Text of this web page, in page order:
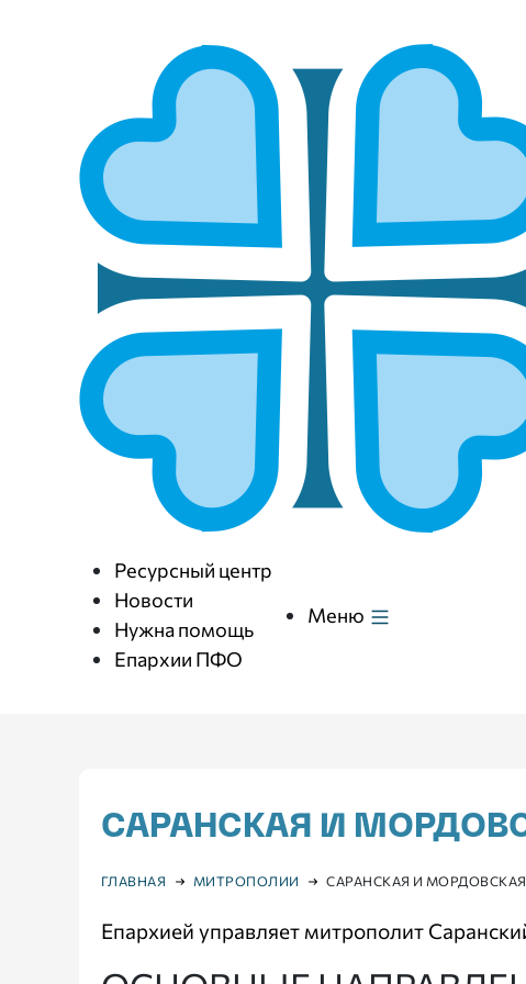
Ресурсный центр
Новости
Нужна помощь
Епархии ПФО
Меню
САРАНСКАЯ И
ГЛАВНАЯ МИТРОПОЛИИ САРАНСКАЯ И МОРДОВСКАЯ
Епархией управляет митрополит